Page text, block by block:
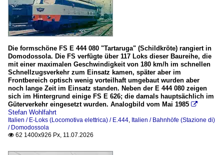
Personenwagen / Carrozza Passeggeri
Züge
Frecciargento
Güterzüge
Inter-City-Züge (IC / EC)
Regionalzüge
RoLa-Züge (Rollende Landstraße)
Schweiz
Die formschöne FS E 444 080 "Tartaruga" (Schildkröte) rangiert in
Domodossola. Die FS verfügte über 117 Loks dieser Baureihe, die
mit einer maximalen Geschwindigkeit von 180 km/h im schnellen
Schnellzugsverkehr zum Einsatz kamen, später aber im
Frontbereich optisch wenig vorteilhaft umgebaut wurden aber
noch lange Zeit im Einsatz standen. Neben der E 444 080 zeigen
sich im Hintergrund einige FS E 626; die damals hauptsächlich im
Güterverkehr eingesetzt wurden. Analogbild vom Mai 1985 
Stefan Wohlfahrt
Italien / E-Loks (Locomotiva elettrica) / E.444 Italien / Bahnhöfe (Stazione di)
/ Domodossola
 62 1400x926 Px, 11.07.2026